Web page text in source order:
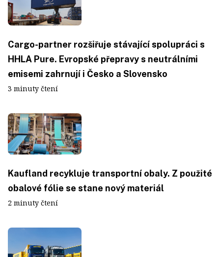
Cargo-partner rozšiřuje stávající spolupráci s
HHLA Pure. Evropské přepravy s neutrálními
emisemi zahrnují i Česko a Slovensko
3 minuty čtení
Kaufland recykluje transportní obaly. Z použité
obalové fólie se stane nový materiál
2 minuty čtení